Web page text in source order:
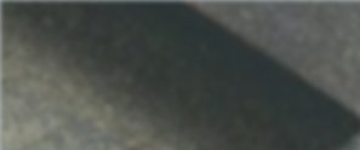
Panneau de gestion des cookies